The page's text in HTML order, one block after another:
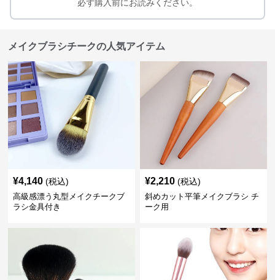
必ず購入前にお読みください。
メイクブラシチークの人気アイテム
¥4,140 (税込)
高級感漂う丸型メイクチークブ
ラシ金具付き
¥2,210 (税込)
斜めカット平筆メイクブラシ チ
ーク用